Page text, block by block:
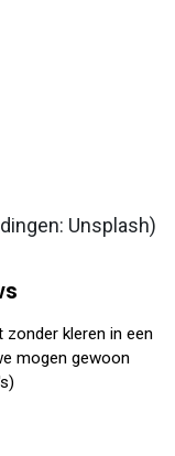
Unsplash)
zonder kleren in een
mogen gewoon